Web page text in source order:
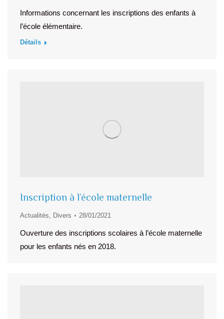
Informations concernant les inscriptions des enfants à
l’école élémentaire.
Détails
Inscription à l’école maternelle
Actualités, Divers 28/01/2021
Ouverture des inscriptions scolaires à l’école maternelle
pour les enfants nés en 2018.